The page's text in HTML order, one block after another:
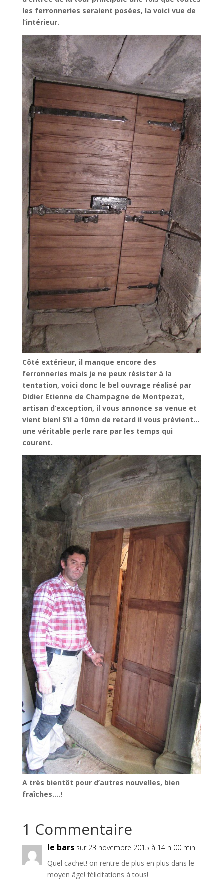
les ferronneries seraient posées, la voici vue de
l’intérieur.
Côté extérieur, il manque encore des
ferronneries mais je ne peux résister à la
tentation, voici donc le bel ouvrage réalisé par
Didier Etienne de Champagne de Montpezat,
artisan d’exception, il vous annonce sa venue et
vient bien! S’il a 10mn de retard il vous prévient…
une véritable perle rare par les temps qui
courent.
A très bientôt pour d’autres nouvelles, bien
fraîches….!
1 Commentaire
le bars sur 23 novembre 2015 à 14 h 00 min
Quel cachet! on rentre de plus en plus dans le
moyen âge! félicitations à tous!